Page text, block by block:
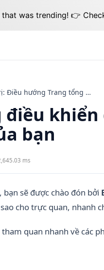
was trending! 👉
Tổng quan về Bảng điều khiển quản trị: Điều hướng Trang tổng quan của bạn
điều
bạn
ms
bạn sẽ được chào đón bởi
cho trực quan, nhanh
quan nhanh về các